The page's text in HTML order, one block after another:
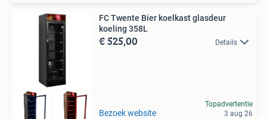
FC Twente Bier koelkast glasdeur
koeling 358L
€ 525,00 Details
Bezoek website
Topadvertentie
3 aug 26